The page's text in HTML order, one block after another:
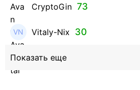
CryptoGin 73
Vitaly-Nix 30
Hanna_Zolo4evskaya